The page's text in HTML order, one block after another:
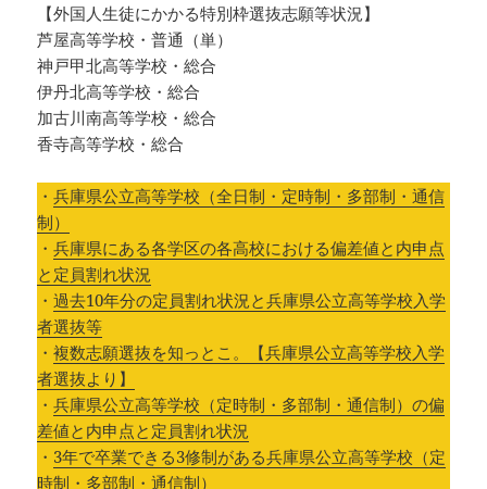
【外国人生徒にかかる特別枠選抜志願等状況】
芦屋高等学校・普通（単）
神戸甲北高等学校・総合
伊丹北高等学校・総合
加古川南高等学校・総合
香寺高等学校・総合
・兵庫県公立高等学校（全日制・定時制・多部制・通信
制）
・兵庫県にある各学区の各高校における偏差値と内申点
と定員割れ状況
・過去10年分の定員割れ状況と兵庫県公立高等学校入学
者選抜等
・複数志願選抜を知っとこ。【兵庫県公立高等学校入学
者選抜より】
・兵庫県公立高等学校（定時制・多部制・通信制）の偏
差値と内申点と定員割れ状況
・ 3年で卒業できる3修制がある兵庫県公立高等学校（定
時制・多部制・通信制）